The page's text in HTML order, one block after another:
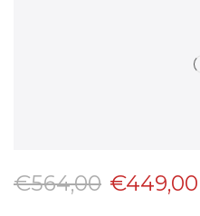
€564,00 €449,00